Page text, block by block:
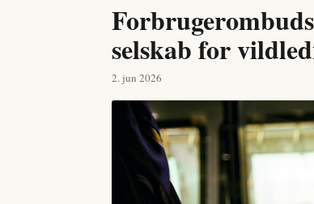
selskab for
2. jun 2026